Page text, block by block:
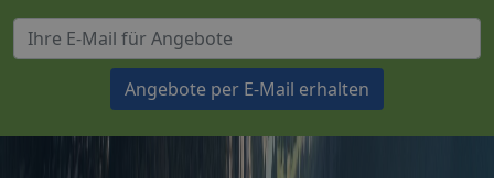
Angebote per E-Mail erhalten